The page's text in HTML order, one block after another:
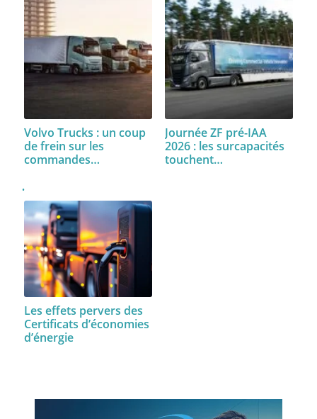
Volvo Trucks : un coup
de frein sur les
commandes…
Journée ZF pré-IAA
2026 : les surcapacités
touchent…
Les effets pervers des
Certificats d’économies
d’énergie